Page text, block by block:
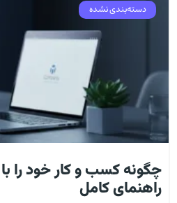
دسته‌بندی نشده
چگونه کسب و کار خود را با
راهنمای کامل